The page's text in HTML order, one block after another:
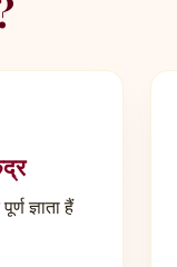
ज्ञाता हैं